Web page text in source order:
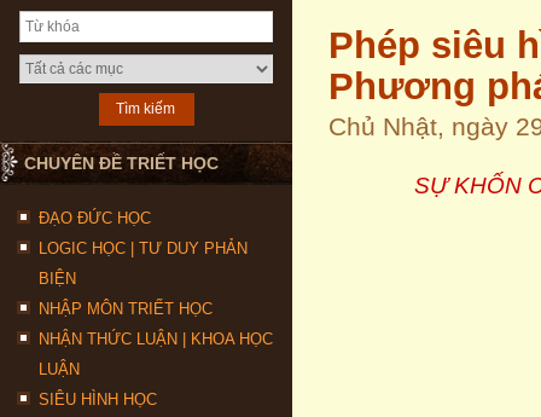
CHUYÊN ĐỀ TRIẾT HỌC
ĐẠO ĐỨC HỌC
LOGIC HỌC | TƯ DUY PHẢN
BIỆN
NHẬP MÔN TRIẾT HỌC
NHẬN THỨC LUẬN | KHOA HỌC
LUẬN
SIÊU HÌNH HỌC
Phép siêu
Phương
Chủ Nhật, ngày
SỰ KHỐN